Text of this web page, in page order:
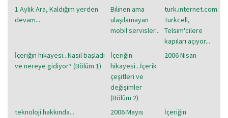
1 Aylık Ara, Kaldığım yerden
devam...
Bilinen ama
ulaşılamayan
mobil servisler...
turk.internet.com:
Turkcell,
Telsim'cilere
kapıları açıyor...
İçeriğin hikayesi...Nasıl başladı
ve nereye gidiyor? (Bölüm 1)
İçeriğin
hikayesi...İçerik
çeşitleri ve
değişimler
(Bölüm 2)
2006 Nisan
teknoloji hakkında... 2006 Mayıs
İçeriğin